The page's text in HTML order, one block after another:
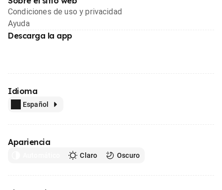
Condiciones de uso y privacidad
Ayuda
Descarga la app
Idioma
Español
Apariencia
Claro Oscuro